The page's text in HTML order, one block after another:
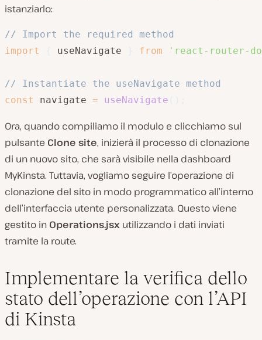
istanziarlo:
// Import the required method
import
useNavigate from 'react-router-
// Instantiate the useNavigate method
const
navigate = useNavigate
Ora, quando compiliamo il modulo e clicchiamo sul
pulsante Clone site, inizierà il processo di clonazione
di un nuovo sito, che sarà visibile nella dashboard
MyKinsta. Tuttavia, vogliamo seguire l’operazione di
clonazione del sito in modo programmatico all’interno
dell’interfaccia utente personalizzata. Questo viene
gestito in Operations.jsx utilizzando i dati inviati
tramite la route.
Implementare la verifica dello
stato dell’operazione con l’API
di Kinsta